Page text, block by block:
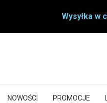
Wysyłka w
NOWOŚCI PROMOCJE